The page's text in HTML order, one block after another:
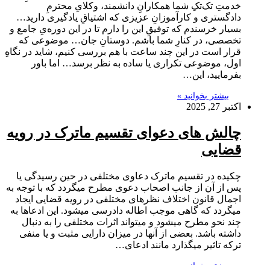
خدمتِ تک‌تکِ شما همکارانِ دانشمند، وکلایِ محترمِ
دادگستری و کارآموزانِ عزیزی که اشتیاقِ یادگیری دارید…
بسیار خرسندم که توفیقِ این را دارم تا در این دوره‌یِ جامع و
تخصصی، در کنارِ شما باشم. دوستانِ جان… موضوعی که
قرار است در این چند ساعت با هم بررسی کنیم، شاید در نگاهِ
اول، موضوعی تکراری یا ساده به نظر برسد… اما باور
بفرمایید، این…
بیشتر بخوانید »
اکتبر 27, 2025
چالش های دعوای تقسیم ماترک در رویه
قضایی
چکیده در تقسیم ماترک دعاوی مختلفی در حین رسیدگی یا
پس از آن از جانب اصحاب دعوی مطرح میگردد که با توجه به
اجمال قانون اختلاف نظرهای مختلفی در رویه قضایی ایجاد
میگردد که گاهی موجب اطاله دادرسی میشود. این ادعاها به
چند نحو مطرح میشود و میتواند اثرات مختلفی را به دنبال
داشته باشد. بعضی از آنها در میزان دارایی مثبت و یا منفی
ترکه تاثیر میگذارد مانند ادعای…